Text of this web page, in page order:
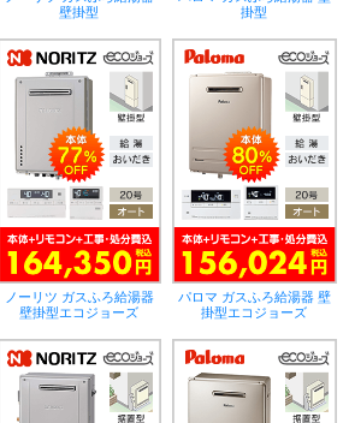
壁掛型
掛型
ノーリツ ガスふろ給湯器
壁掛型エコジョーズ
パロマ ガスふろ給湯器 壁
掛型エコジョーズ